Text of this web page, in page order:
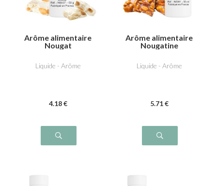
Arôme alimentaire
Nougat
Liquide - Arôme
4.18 €
Arôme alimentaire
Nougatine
Liquide - Arôme
5.71 €